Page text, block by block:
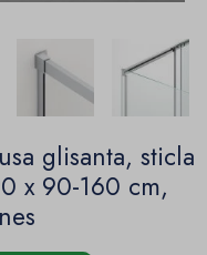
glisanta, sticla
x 90-160 cm,